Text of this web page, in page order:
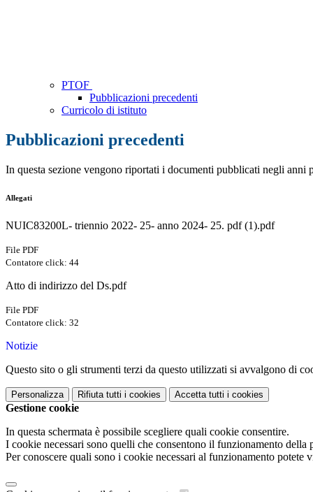
PTOF
Pubblicazioni precedenti
Curricolo di istituto
Pubblicazioni precedenti
In questa sezione vengono riportati i documenti pubblicati negli anni
Allegati
NUIC83200L- triennio 2022- 25- anno 2024- 25. pdf (1).pdf
File PDF
Contatore click: 44
Atto di indirizzo del Ds.pdf
File PDF
Contatore click: 32
Notizie
Questo sito o gli strumenti terzi da questo utilizzati si avvalgono di
Personalizza Rifiuta tutti i cookies Accetta tutti i cookies
Gestione cookie
In questa schermata è possibile scegliere quali cookie consentire.
I cookie necessari sono quelli che consentono il funzionamento
Per conoscere quali sono i cookie necessari al funzionamento potete